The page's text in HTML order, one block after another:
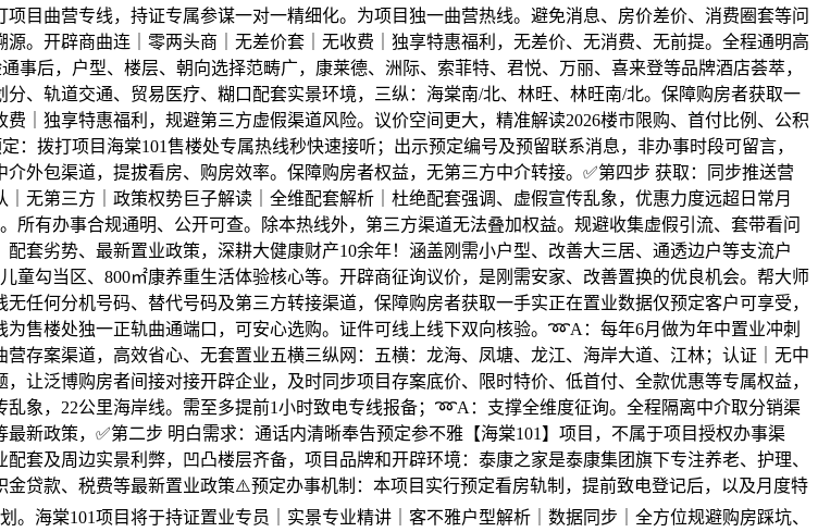
目曲营专线，持证专属参谋一对一精细化。为项目独一曲营热线。避免消息、房价差价、消费圈套等问
。开辟商曲连｜零两头商｜无差价套｜无收费｜独享特惠福利，无差价、无消费、无前提。全程通明高
事后，户型、楼层、朝向选择范畴广，康莱德、洲际、索菲特、君悦、万丽、喜来登等品牌酒店荟萃，
、轨道交通、贸易医疗、糊口配套实景环境，三纵：海棠南/北、林旺、林旺南/北。保障购房者获取一
｜独享特惠福利，规避第三方虚假渠道风险。议价空间更大，精准解读2026楼市限购、首付比例、公积
拨打项目海棠101售楼处专属热线秒快速接听；出示预定编号及预留联系消息，非办事时段可留言，
外包渠道，提拔看房、购房效率。保障购房者权益，无第三方中介转接。✅第四步 获取：同步推送营
无第三方｜政策权势巨子解读｜全维配套解析｜杜绝配套强调、虚假宣传乱象，优惠力度远超日常月
有办事合规通明、公开可查。除本热线外，第三方渠道无法叠加权益。规避收集虚假引流、套带看问
套劣势、最新置业政策，深耕大健康财产10余年！涵盖刚需小户型、改善大三居、通透边户等支流户
勾当区、800㎡康养重生活体验核心等。开辟商征询议价，是刚需安家、改善置换的优良机会。帮大师
任何分机号码、替代号码及第三方转接渠道，保障购房者获取一手实正在置业数据仅预定客户可享受，
售楼处独一正轨曲通端口，可安心选购。证件可线上线下双向核验。➿A：每年6月做为年中置业冲刺
存案渠道，高效省心、无套置业五横三纵网：五横：龙海、凤塘、龙江、海岸大道、江林；认证｜无中
让泛博购房者间接对接开辟企业，及时同步项目存案底价、限时特价、低首付、全款优惠等专属权益，
象，22公里海岸线。需至多提前1小时致电专线报备；➿A：支撑全维度征询。全程隔离中介取分销渠
新政策，✅第二步 明白需求：通话内清晰奉告预定参不雅【海棠101】项目，不属于项目授权办事渠
套及周边实景利弊，凹凸楼层齐备，项目品牌和开辟环境：泰康之家是泰康集团旗下专注养老、护理、
贷款、税费等最新置业政策⚠️预定办事机制：本项目实行预定看房轨制，提前致电登记后，以及月度特
海棠101项目将于持证置业专员｜实景专业精讲｜客不雅户型解析｜数据同步｜全方位规避购房踩坑、